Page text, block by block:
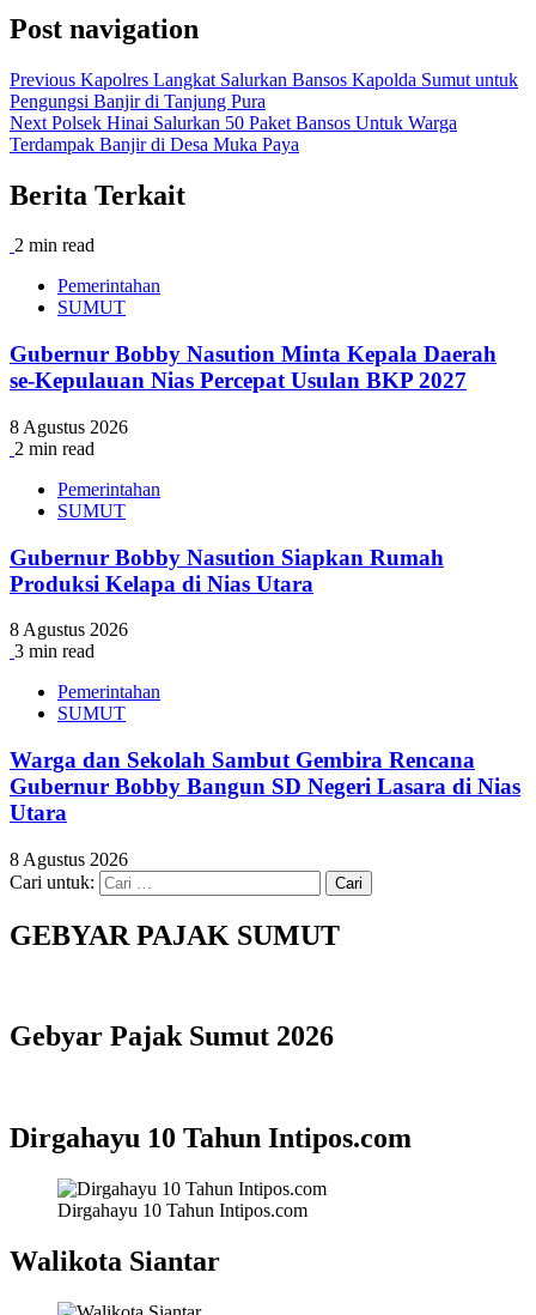
Post navigation
Previous Kapolres Langkat Salurkan Bansos Kapolda Sumut untuk
Pengungsi Banjir di Tanjung Pura
Next Polsek Hinai Salurkan 50 Paket Bansos Untuk Warga
Terdampak Banjir di Desa Muka Paya
Berita Terkait
2 min read
Pemerintahan
SUMUT
Gubernur Bobby Nasution Minta Kepala Daerah
se-Kepulauan Nias Percepat Usulan BKP 2027
8 Agustus 2026
2 min read
Pemerintahan
SUMUT
Gubernur Bobby Nasution Siapkan Rumah
Produksi Kelapa di Nias Utara
8 Agustus 2026
3 min read
Pemerintahan
SUMUT
Warga dan Sekolah Sambut Gembira Rencana
Gubernur Bobby Bangun SD Negeri Lasara di Nias
Utara
8 Agustus 2026
Cari untuk:
GEBYAR PAJAK SUMUT
Gebyar Pajak Sumut 2026
Dirgahayu 10 Tahun Intipos.com
Dirgahayu 10 Tahun Intipos.com
Walikota Siantar